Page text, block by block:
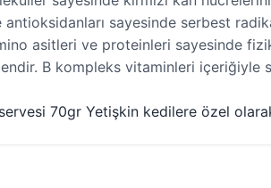
sayesinde serbest
asitleri ve proteinleri sayesinde
B kompleks vitaminleri içeriğiyle
70gr Yetişkin kedilere özel